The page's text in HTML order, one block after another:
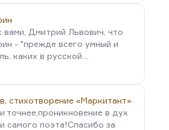
вами, Дмитрий Львович, что
- "прежде всего умный и
каких в русской…
стихотворение «Маркитант»
точнее,проникновение в дух
самого поэта!Спасибо за